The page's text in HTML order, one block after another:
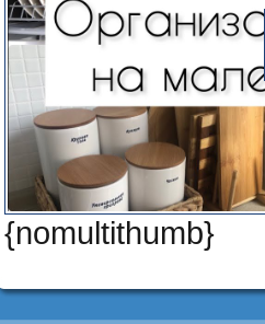
{nomultithumb}